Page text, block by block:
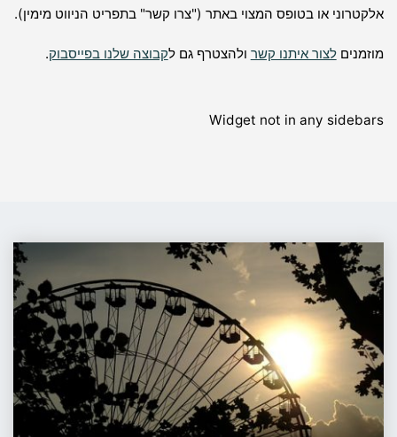
אלקטרוני או בטופס המצוי באתר ("צרו קשר" בתפריט הניווט מימין).
מוזמניםלצור איתנו קשר ולהצטרף גם לקבוצה שלנו בפייסבוק.
Widget not in any sidebars
העולם
גלגל,
תסובב
אותו